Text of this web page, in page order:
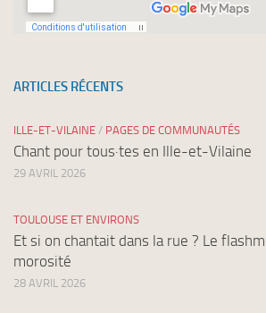
ARTICLES RÉCENTS
ILLE-ET-VILAINE / PAGES DE COMMUNAUTÉS
Chant pour tous·tes en Ille-et-Vilaine
29 AVRIL 2026
TOULOUSE ET ENVIRONS
Et si on chantait dans la rue ? Le
morosité
28 AVRIL 2026